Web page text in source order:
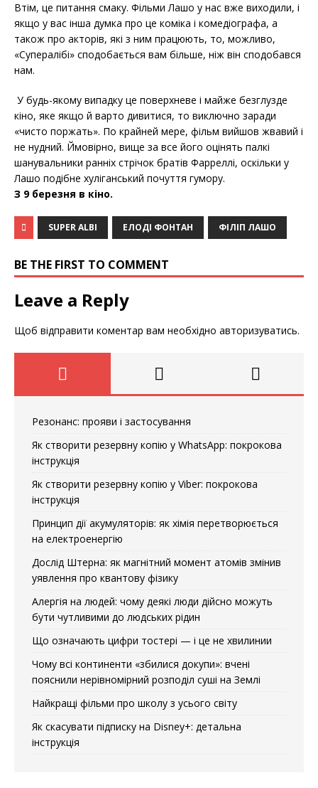
Втім, це питання смаку. Фільми Лашо у нас вже виходили, і
якщо у вас інша думка про це коміка і комедіографа, а
також про акторів, які з ним працюють, то, можливо,
«Супералібі» сподобається вам більше, ніж він сподобався
нам.
У будь-якому випадку це поверхневе і майже безглузде
кіно, яке якщо й варто дивитися, то виключно заради
«чисто поржать». По крайней мере, фільм вийшов жвавий і
не нудний. Ймовірно, вище за все його оцінять палкі
шанувальники ранніх стрічок братів Фарреллі, оскільки у
Лашо подібне хуліганський почуття гумору.
З 9 березня в кіно.
SUPER ALBI ЕЛОДІ ФОНТАН ФІЛІП ЛАШО
BE THE FIRST TO COMMENT
Leave a Reply
Щоб відправити коментар вам необхідно авторизуватись.
Резонанс: прояви і застосування
Як створити резервну копію у WhatsApp: покрокова
інструкція
Як створити резервну копію у Viber: покрокова
інструкція
Принцип дії акумуляторів: як хімія перетворюється
на електроенергію
Дослід Штерна: як магнітний момент атомів змінив
уявлення про квантову фізику
Алергія на людей: чому деякі люди дійсно можуть
бути чутливими до людських рідин
Що означають цифри тостері — і це не хвилинии
Чому всі континенти «збилися докупи»: вчені
пояснили нерівномірний розподіл суші на Землі
Найкращі фільми про школу з усього світу
Як скасувати підписку на Disney+: детальна
інструкція